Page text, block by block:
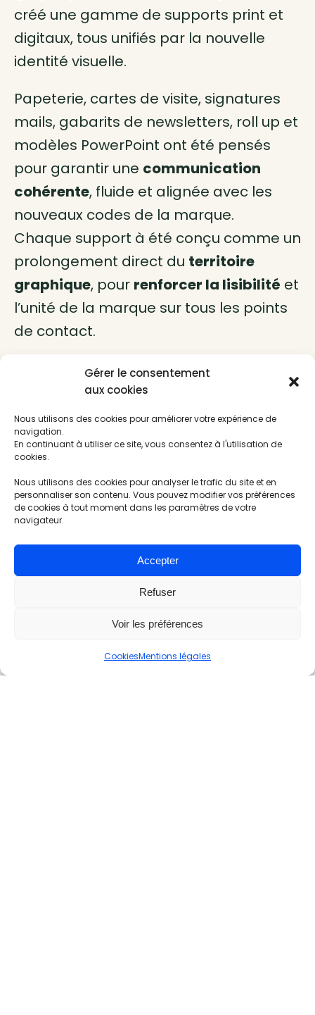
Gérer le consentement
aux cookies
Nous utilisons des cookies pour améliorer votre expérience de
navigation.
En continuant à utiliser ce site, vous consentez à l'utilisation de
cookies.
Nous utilisons des cookies pour analyser le trafic du site et en
personnaliser son contenu. Vous pouvez modifier vos préférences
de cookies à tout moment dans les paramètres de votre
navigateur.
Accepter
Refuser
Voir les préférences
CookiesMentions légales
créé une gamme de supports print et
digitaux, tous unifiés par la nouvelle
identité visuelle.
Papeterie, cartes de visite, signatures
mails, gabarits de newsletters, roll up et
modèles PowerPoint ont été pensés
pour garantir une communication
cohérente, fluide et alignée avec les
nouveaux codes de la marque.
Chaque support à été conçu comme un
prolongement direct du territoire
graphique, pour renforcer la lisibilité et
l’unité de la marque sur tous les points
de contact.
Déploiement du concept
graphique